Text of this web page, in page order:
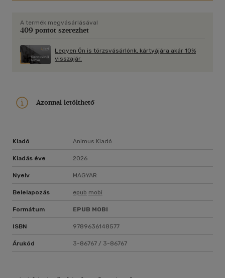
A termék megvásárlásával
409 pontot szerezhet
Legyen Ön is törzsvásárlónk, kártyájára akár 10%
visszajár.
Azonnal letölthető
Kiadó Animus Kiadó
Kiadás éve 2026
Nyelv MAGYAR
Belelapozás epub mobi
Formátum EPUB MOBI
ISBN 9789636148577
Árukód 3-86767 / 3-86767